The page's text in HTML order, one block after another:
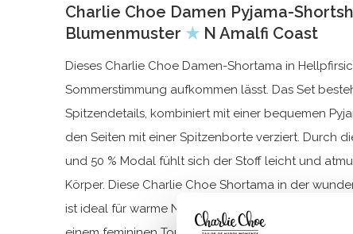
Charlie Choe Damen Pyjama-
Blumenmuster ★ N Amalfi Coast
Dieses Charlie Choe Damen-Shortama in
Sommerstimmung aufkommen lässt. Das Set
Spitzendetails, kombiniert mit einer bequemen
den Seiten mit einer Spitzenborte verziert. Durch
und 50 % Modal fühlt sich der Stoff leicht und
Körper. Diese Charlie Choe Shortama in der
ist ideal für warme Nächte und entspannte